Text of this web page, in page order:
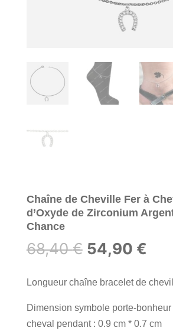
Chaîne de Cheville Fer à
d’Oxyde de Zirconium
Chance
68,40€ Le
initial
68,40 €.
54,90 €Le
Longueur chaîne bracelet de
Dimension symbole porte-
cheval pendant : 0.9 cm * 0.7 cm